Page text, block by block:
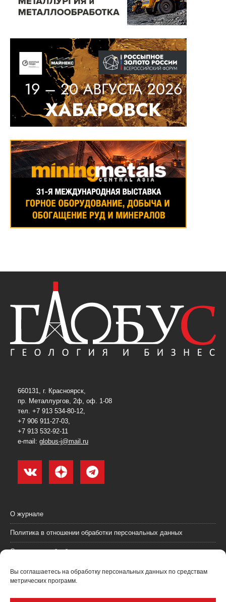
Вы соглашаетесь на обработку персональных данных по средствам
метрических программ.
660131, г. Красноярск,
пр. Металлургов, 2ф, оф. 1-08
тел. +7 913 534-80-12,
+7 906 911-27-03,
+7 913 532-92-11
e-mail: globus-j@mail.ru
О журнале
Политика в отношении обработки персональных данных
Согласие на обработку персональных данных
Пользовательское соглашение (оферта)